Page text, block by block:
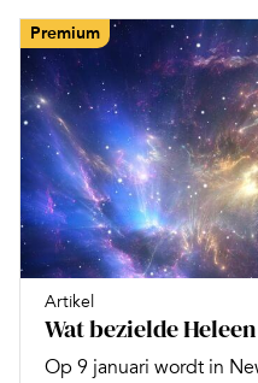
Premium
Artikel
Wat bezielde
Op 9 januari wordt in